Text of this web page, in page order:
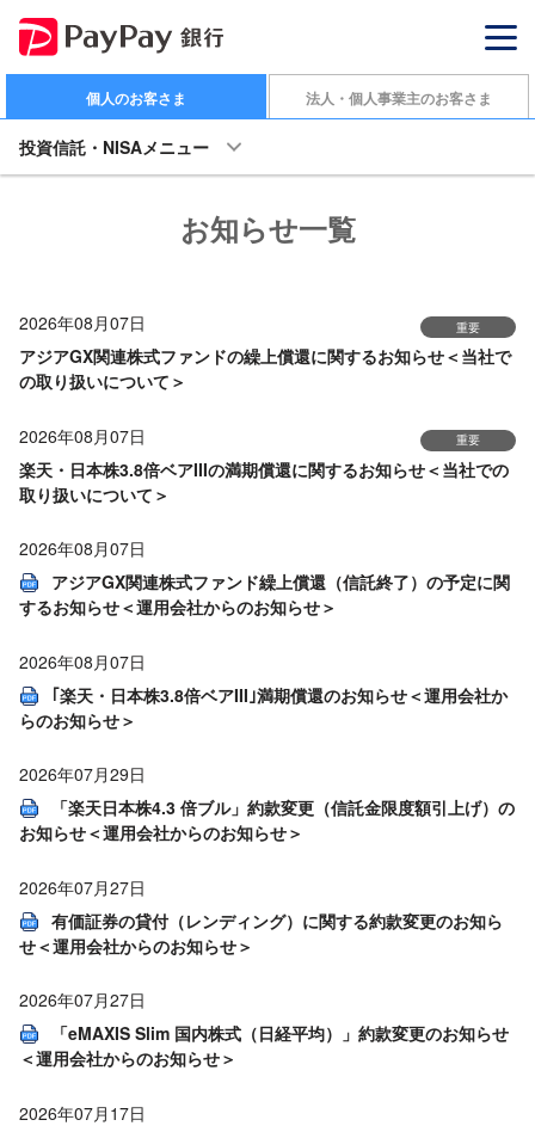
個人のお客さま 法人・個人事業主のお客さま
投資信託・NISAメニュー
お知らせ一覧
2026年08月07日 重要
アジアGX関連株式ファンドの繰上償還に関するお知らせ＜当社で
の取り扱いについて＞
2026年08月07日 重要
楽天・日本株3.8倍ベアIIIの満期償還に関するお知らせ＜当社での
取り扱いについて＞
2026年08月07日
アジアGX関連株式ファンド繰上償還（信託終了）の予定に関
するお知らせ＜運用会社からのお知らせ＞
2026年08月07日
｢楽天・日本株3.8倍ベアIII｣満期償還のお知らせ＜運用会社か
らのお知らせ＞
2026年07月29日
「楽天日本株4.3 倍ブル」約款変更（信託金限度額引上げ）の
お知らせ＜運用会社からのお知らせ＞
2026年07月27日
有価証券の貸付（レンディング）に関する約款変更のお知ら
せ＜運用会社からのお知らせ＞
2026年07月27日
「eMAXIS Slim 国内株式（日経平均）」約款変更のお知らせ
＜運用会社からのお知らせ＞
2026年07月17日